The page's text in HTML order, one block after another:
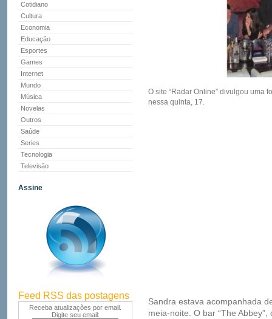
Cotidiano
Cultura
Economia
Educação
Esportes
Games
Internet
Mundo
Música
Novelas
Outros
Saúde
Series
Tecnologia
Televisão
Assine
Feed RSS das postagens
Receba atualizações por email.
Digite seu email:
O site “Radar Online” divulgou uma
nessa quinta, 17.
Sandra estava acompanhada
meia-noite. O bar “The